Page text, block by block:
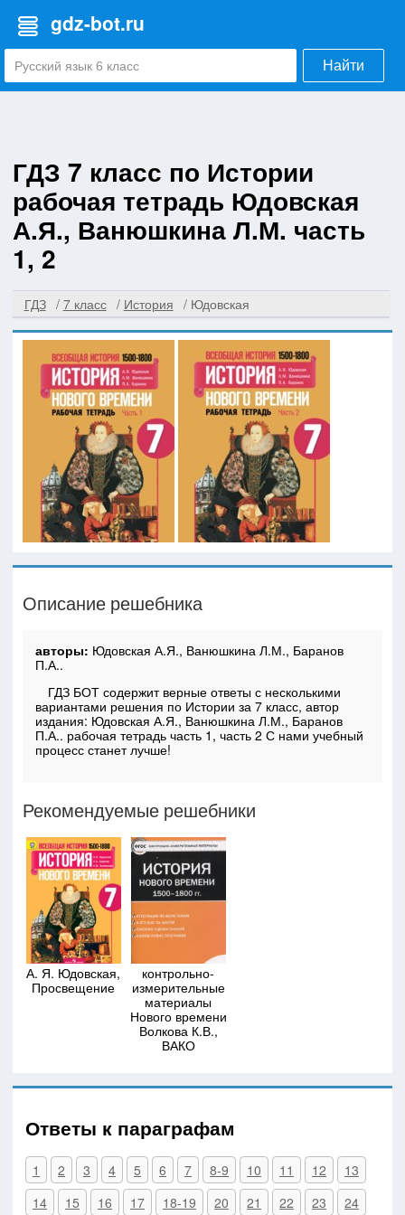
gdz-bot.ru
Найти
ГДЗ 7 класс по Истории
рабочая тетрадь Юдовская
А.Я., Ванюшкина Л.М. часть
1, 2
ГДЗ 7 класс История Юдовская
Описание решебника
авторы: Юдовская А.Я., Ванюшкина Л.М., Баранов
П.А..
ГДЗ БОТ содержит верные ответы с несколькими
вариантами решения по Истории за 7 класс, автор
издания: Юдовская А.Я., Ванюшкина Л.М., Баранов
П.А.. рабочая тетрадь часть 1, часть 2 С нами учебный
процесс станет лучше!
Рекомендуемые решебники
А. Я. Юдовская,
Просвещение
контрольно-
измерительные
материалы
Нового времени
Волкова К.В.,
ВАКО
Ответы к параграфам
1 2 3 4 5 6 7 8-9 10 11 12
13
14
15 16 17 18-19 20 21 22 23 24